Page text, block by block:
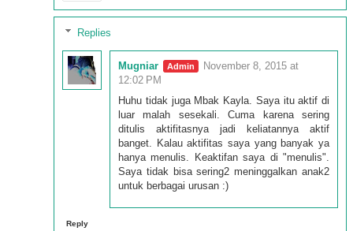
Replies
Mugniar
November 8, 2015 at
12:02 PM
Huhu tidak juga Mbak Kayla. Saya itu aktif di
luar malah sesekali. Cuma karena sering
ditulis aktifitasnya jadi keliatannya aktif
banget. Kalau aktifitas saya yang banyak ya
hanya menulis. Keaktifan saya di "menulis".
Saya tidak bisa sering2 meninggalkan anak2
untuk berbagai urusan :)
Reply